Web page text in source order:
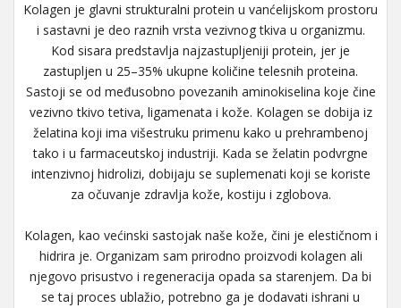
Kolagen je glavni strukturalni protein u vanćelijskom prostoru
i sastavni je deo raznih vrsta vezivnog tkiva u organizmu.
Kod sisara predstavlja najzastupljeniji protein, jer je
zastupljen u 25–35% ukupne količine telesnih proteina.
Sastoji se od međusobno povezanih aminokiselina koje čine
vezivno tkivo tetiva, ligamenata i kože. Kolagen se dobija iz
želatina koji ima višestruku primenu kako u prehrambenoj
tako i u farmaceutskoj industriji. Kada se želatin podvrgne
intenzivnoj hidrolizi, dobijaju se suplemenati koji se koriste
za očuvanje zdravlja kože, kostiju i zglobova.
Kolagen, kao većinski sastojak naše kože, čini je elestičnom i
hidrira je. Organizam sam prirodno proizvodi kolagen ali
njegovo prisustvo i regeneracija opada sa starenjem. Da bi
se taj proces ublažio, potrebno ga je dodavati ishrani u